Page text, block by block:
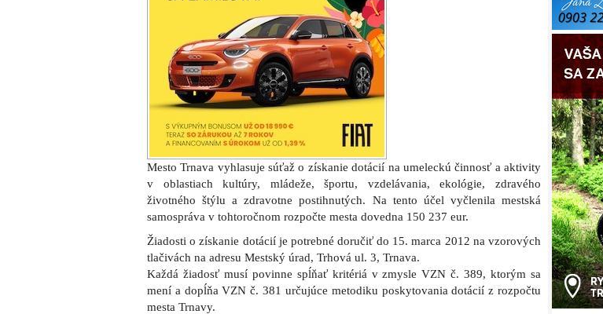
Mesto Trnava vyhlasuje súťaž o získanie dotácií na umeleckú činnosť a aktivity
v oblastiach kultúry, mládeže, športu, vzdelávania, ekológie, zdravého
životného štýlu a zdravotne postihnutých. Na tento účel vyčlenila mestská
samospráva v tohtoročnom rozpočte mesta dovedna 150 237 eur.
Žiadosti o získanie dotácií je potrebné doručiť do 15. marca 2012 na vzorových
tlačivách na adresu Mestský úrad, Trhová ul. 3, Trnava.
Každá žiadosť musí povinne spĺňať kritériá v zmysle VZN č. 389, ktorým sa
mení a dopĺňa VZN č. 381 určujúce metodiku poskytovania dotácií z rozpočtu
mesta Trnavy.